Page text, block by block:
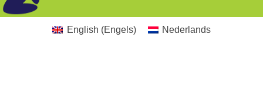
English (Engels) Nederlands